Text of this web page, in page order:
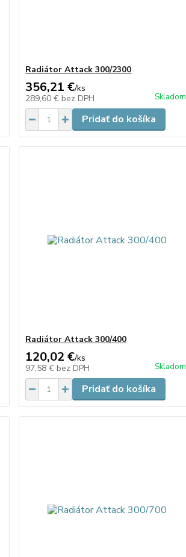
Radiátor Attack 300/2300
356,21 €/ks
289,60 € bez DPH Skladom
Pridať do košíka
Radiátor Attack 300/400
120,02 €/ks
97,58 € bez DPH Skladom
Pridať do košíka